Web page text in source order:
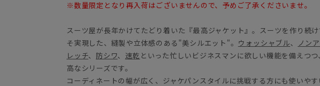
※数量限定となり再入荷はございませんので、予めご了承くださいませ。
スーツ屋が長年かけてたどり着いた『最高ジャケット』。スーツを作り続
そ実現した、縫製や立体感のある"美シルエット"。 ウォッシャブル、 ノン
レッチ、 防シワ、 速乾 といった忙しいビジネスマンに欲しい機能を備えつ
高なシリーズです。
コーディネートの幅が広く、ジャケパンスタイルに挑戦する方にも使いやす